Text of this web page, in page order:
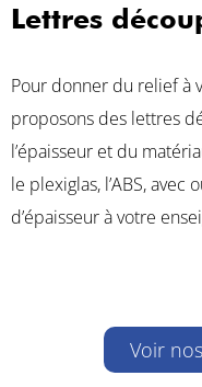
Lettres
Pour donner du relief à
proposons des lettres
l’épaisseur et du
le plexiglas, l’ABS,
d’épaisseur à votre
Voir